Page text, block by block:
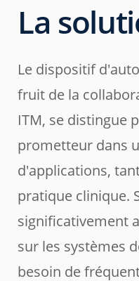
La
Le dispositif
fruit de la
ITM, se distingue
prometteur dans
d'applications,
pratique clinique.
significativement
sur les systèmes
besoin de